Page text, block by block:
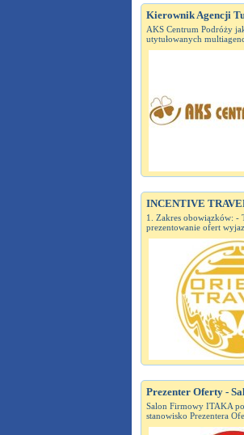
Kierownik Agencji
AKS Centrum Podróży
utytułowanych
INCENTIVE
1. Zakres obowiązków: -
prezentowanie ofert
Prezenter Oferty -
Salon Firmowy ITAKA
stanowisko Prezentera